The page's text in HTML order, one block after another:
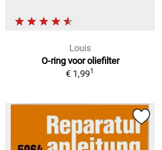
Louis
O-ring voor oliefilter
€ 1,991